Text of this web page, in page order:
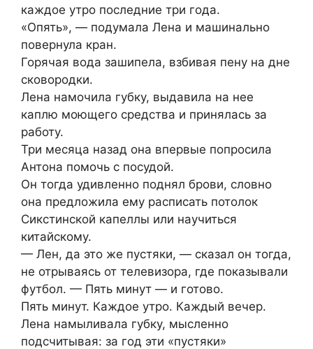
каждое утро последние три года.
«Опять», — подумала Лена и машинально
повернула кран.
Горячая вода зашипела, взбивая пену на дне
сковородки.
Лена намочила губку, выдавила на нее
каплю моющего средства и принялась за
работу.
Три месяца назад она впервые попросила
Антона помочь с посудой.
Он тогда удивленно поднял брови, словно
она предложила ему расписать потолок
Сикстинской капеллы или научиться
китайскому.
— Лен, да это же пустяки, — сказал он тогда,
не отрываясь от телевизора, где показывали
футбол. — Пять минут — и готово.
Пять минут. Каждое утро. Каждый вечер.
Лена намыливала губку, мысленно
подсчитывая: за год эти «пустяки»